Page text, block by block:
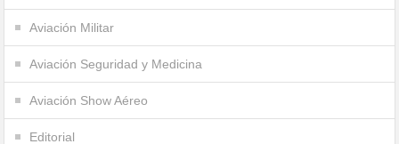
Aviación Militar
Aviación Seguridad y Medicina
Aviación Show Aéreo
Editorial